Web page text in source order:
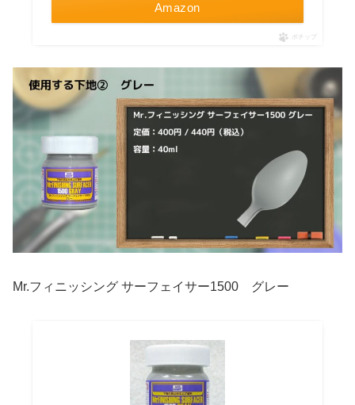
Amazon
ポチップ
Mr.フィニッシング サーフェイサー1500 グレー